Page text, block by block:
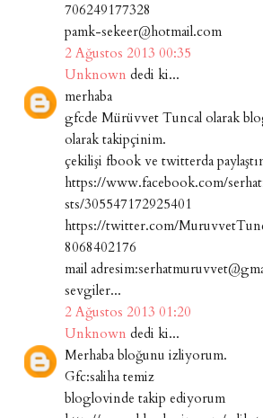
706249177328
pamk-sekeer@hotmail.com
2 Ağustos 2013 00:35
Unknown dedi ki...
merhaba
gfcde Mürüvvet Tuncal olarak
olarak takipçinim.
çekilişi fbook ve twitterda
https://www.facebook.com/
sts/305547172925401
https://twitter.com/
8068402176
mail
sevgiler...
2 Ağustos 2013 01:20
Unknown dedi ki...
Merhaba bloğunu izliyorum.
Gfc:saliha temiz
bloglovinde takip ediyorum